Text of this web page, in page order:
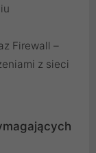
Firewall –
z sieci